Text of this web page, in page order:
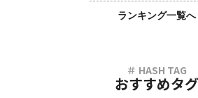
ランキング一覧へ
おすすめタグ